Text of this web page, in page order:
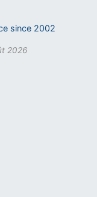
since 2002
2026